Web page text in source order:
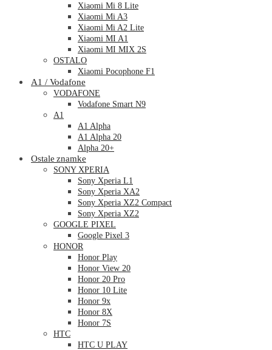
Xiaomi Mi 8 Lite
Xiaomi Mi A3
Xiaomi Mi A2 Lite
Xiaomi MI A1
Xiaomi MI MIX 2S
OSTALO
Xiaomi Pocophone F1
A1 / Vodafone
VODAFONE
Vodafone Smart N9
A1
A1 Alpha
A1 Alpha 20
Alpha 20+
Ostale znamke
SONY XPERIA
Sony Xperia L1
Sony Xperia XA2
Sony Xperia XZ2 Compact
Sony Xperia XZ2
GOOGLE PIXEL
Google Pixel 3
HONOR
Honor Play
Honor View 20
Honor 20 Pro
Honor 10 Lite
Honor 9x
Honor 8X
Honor 7S
HTC
HTC U PLAY